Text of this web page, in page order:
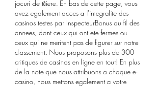
jocuri de tăiere. En bas de cette page, vous
avez egalement acces a l'integralite des
casinos testes par InspecteurBonus au fil des
annees, dont ceux qui ont ete fermes ou
ceux qui ne meritent pas de figurer sur notre
classement. Nous proposons plus de 300
critiques de casinos en ligne en tout! En plus
de la note que nous attribuons a chaque e-
casino, nous mettons egalement a votre